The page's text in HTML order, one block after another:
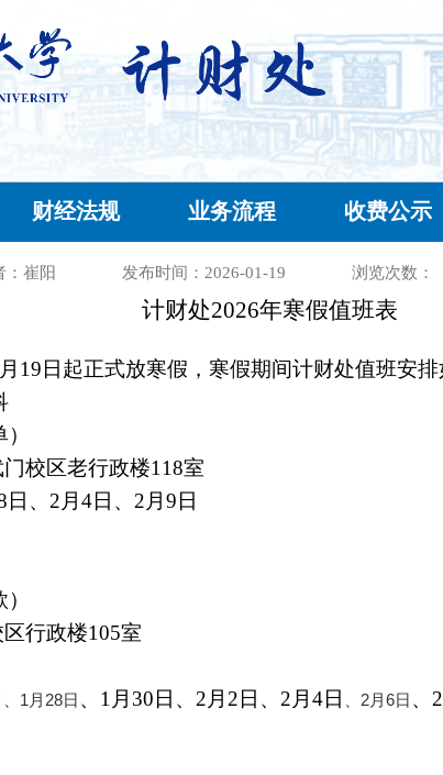
财经法规 业务流程 收费公示
计财处2026年寒假值班表
：崔阳 发布时间：2026-01-19 浏览次数：
计财处2026年寒假值班表
月 19 日起正式放寒假，寒假期间计财处值班安排
校区老行政楼118室
日、 2 月 4日、 2 月 9 日
行政楼105室
1 月 28日 、 1 月 30 日、 2 月 2 日、 2 月 4日 2月6日 、 2